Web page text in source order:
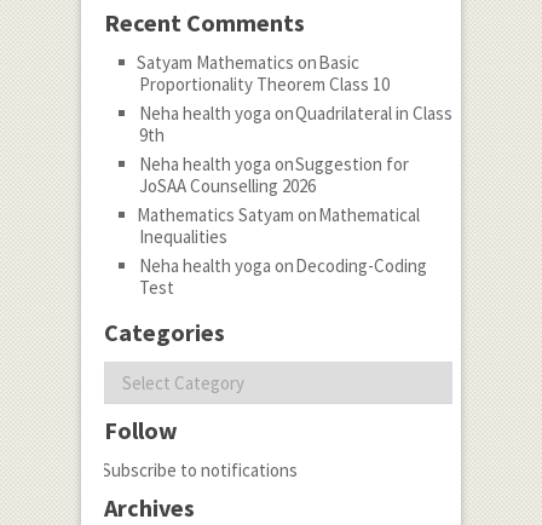
Recent Comments
Satyam Mathematics onBasic
Proportionality Theorem Class 10
Neha health yoga onQuadrilateral in Class
9th
Neha health yoga onSuggestion for
JoSAA Counselling 2026
Mathematics Satyam onMathematical
Inequalities
Neha health yoga onDecoding-Coding
Test
Categories
Categories
Follow
Subscribe to notifications
Archives